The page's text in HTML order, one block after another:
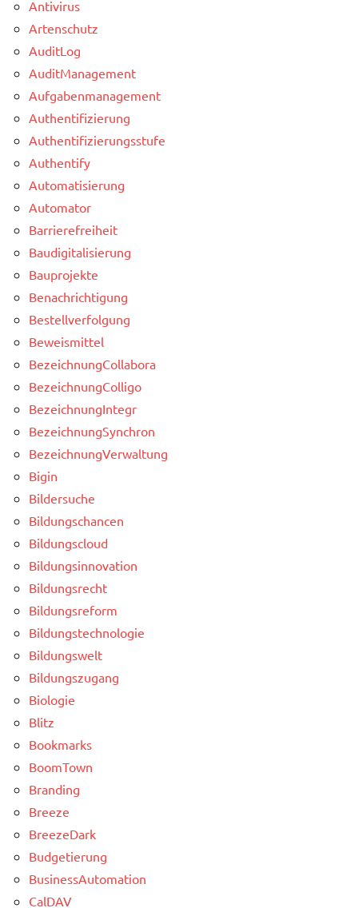
Antivirus
Artenschutz
AuditLog
AuditManagement
Aufgabenmanagement
Authentifizierung
Authentifizierungsstufe
Authentify
Automatisierung
Automator
Barrierefreiheit
Baudigitalisierung
Bauprojekte
Benachrichtigung
Bestellverfolgung
Beweismittel
BezeichnungCollabora
BezeichnungColligo
BezeichnungIntegr
BezeichnungSynchron
BezeichnungVerwaltung
Bigin
Bildersuche
Bildungschancen
Bildungscloud
Bildungsinnovation
Bildungsrecht
Bildungsreform
Bildungstechnologie
Bildungswelt
Bildungszugang
Biologie
Blitz
Bookmarks
BoomTown
Branding
Breeze
BreezeDark
Budgetierung
BusinessAutomation
CalDAV